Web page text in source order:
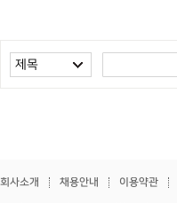
제목
회사소개 채용안내 이용약관